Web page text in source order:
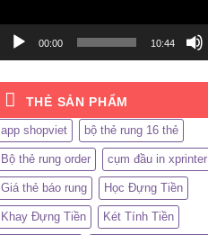
00:00 10:44
THẺ SẢN PHẨM
app shopviet bộ thẻ rung 16 thẻ
Bộ thẻ rung order cụm đầu in xprinter
Giá thẻ báo rung Học Đựng Tiền
Khay Đựng Tiền Két Tính Tiền